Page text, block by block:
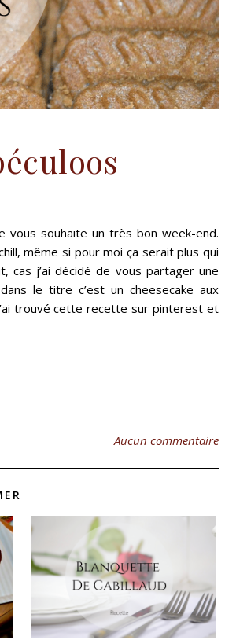
vous souhaite un très bon week-end.
même si pour moi ça serait plus qui
cas j’ai décidé de vous partager une
le titre c’est un cheesecake aux
trouvé cette recette sur pinterest et
Aucun commentaire